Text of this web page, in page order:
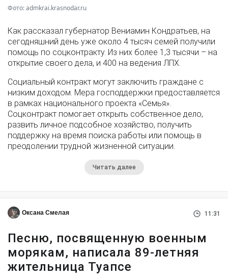
Фото: admkrai.krasnodar.ru
Как рассказал губернатор Вениамин Кондратьев, на
сегодняшний день уже около 4 тысяч семей получили
помощь по соцконтракту. Из них более 1,3 тысячи – на
открытие своего дела, и 400 на ведения ЛПХ.
Социальный контракт могут заключить граждане с
низким доходом. Мера господдержки предоставляется
в рамках национального проекта «Семья».
Соцконтракт помогает открыть собственное дело,
развить личное подсобное хозяйство, получить
поддержку на время поиска работы или помощь в
преодолении трудной жизненной ситуации.
Читать далее
Оксана Смелая 11:31
Песню, посвященную военным
морякам, написала 89-летняя
жительница Туапсе